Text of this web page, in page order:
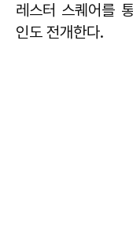
레스터 스퀘어를
인도 전개한다.